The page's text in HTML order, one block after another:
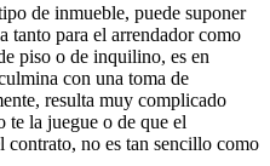
de inmueble, puede suponer
tanto para el arrendador como
piso o de inquilino, es en
con una toma de
resulta muy complicado
te la juegue o de que el
no es tan sencillo como